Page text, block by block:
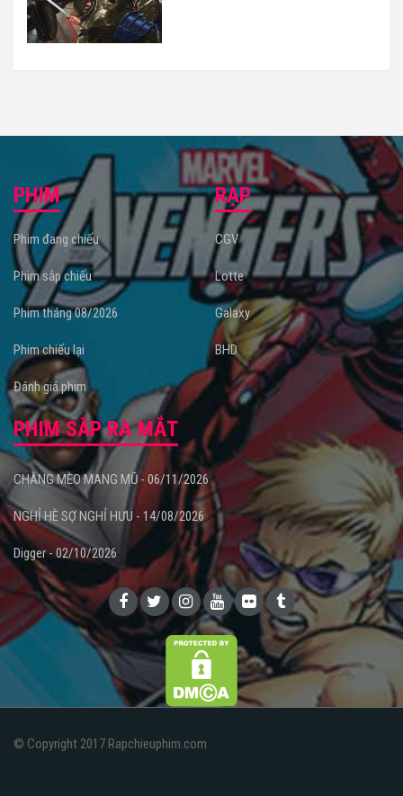
PHIM
Phim đang chiếu
Phim sắp chiếu
Phim tháng 08/2026
Phim chiếu lại
Đánh giá phim
RẠP
CGV
Lotte
Galaxy
BHD
PHIM SẮP RA MẮT
CHÀNG MÈO MANG MŨ - 06/11/2026
NGHỈ HÈ SỢ NGHỈ HƯU - 14/08/2026
Digger - 02/10/2026
© Copyright 2017 Rapchieuphim.com